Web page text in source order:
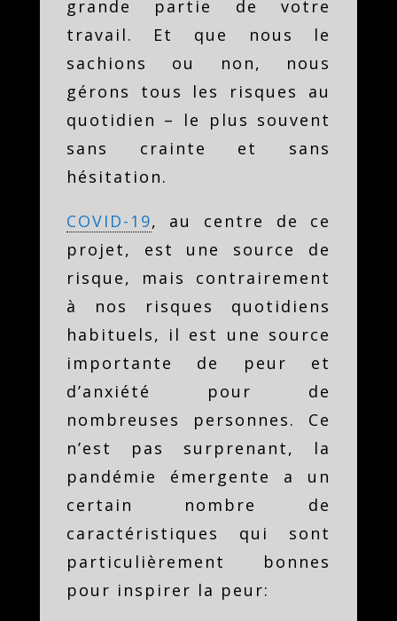
grande partie de votre
travail. Et que nous le
sachions ou non, nous
gérons tous les risques au
quotidien – le plus souvent
sans crainte et sans
hésitation.
COVID-19, au centre de ce
projet, est une source de
risque, mais contrairement
à nos risques quotidiens
habituels, il est une source
importante de peur et
d’anxiété pour de
nombreuses personnes. Ce
n’est pas surprenant, la
pandémie émergente a un
certain nombre de
caractéristiques qui sont
particulièrement bonnes
pour inspirer la peur: